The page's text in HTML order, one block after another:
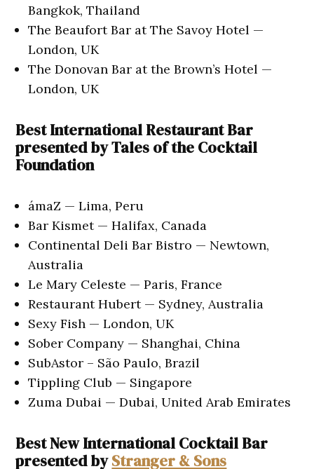
Bangkok, Thailand
The Beaufort Bar at The Savoy Hotel —
London, UK
The Donovan Bar at the Brown’s Hotel —
London, UK
Best International Restaurant Bar
presented by Tales of the Cocktail
Foundation
ámaZ — Lima, Peru
Bar Kismet — Halifax, Canada
Continental Deli Bar Bistro — Newtown,
Australia
Le Mary Celeste — Paris, France
Restaurant Hubert — Sydney, Australia
Sexy Fish — London, UK
Sober Company — Shanghai, China
SubAstor – São Paulo, Brazil
Tippling Club — Singapore
Zuma Dubai — Dubai, United Arab Emirates
Best New International Cocktail Bar
presented byStranger & Sons